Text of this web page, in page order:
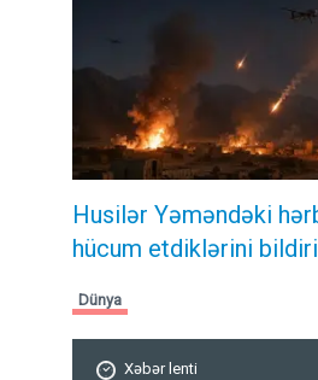
Husilər Yəməndəki
hücum etdiklərini
Dünya
Xəbər lenti